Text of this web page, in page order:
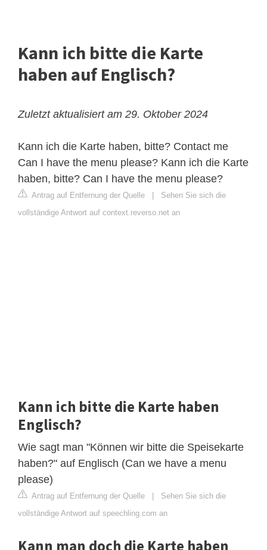
Kann ich bitte die Karte
haben auf Englisch?
Zuletzt aktualisiert am 29. Oktober 2024
Kann ich die Karte haben, bitte? Contact me
Can I have the menu please? Kann ich die Karte
haben, bitte? Can I have the menu please?
Antrag auf Entfernung der Quelle
Sehen Sie sich die
vollständige Antwort auf context.reverso.net an
Kann ich bitte die Karte haben
Englisch?
Wie sagt man "Können wir bitte die Speisekarte
haben?" auf Englisch (Can we have a menu
please)
Antrag auf Entfernung der Quelle
Sehen Sie sich die
vollständige Antwort auf speechling.com an
Kann man doch die Karte haben